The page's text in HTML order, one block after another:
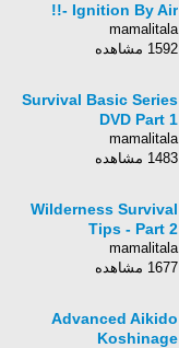
- Ignition By Air!!
mamalitala
1592 مشاهده
Survival Basic Series
DVD Part 1
mamalitala
1483 مشاهده
Wilderness Survival
Tips - Part 2
mamalitala
1677 مشاهده
Advanced Aikido
Koshinage